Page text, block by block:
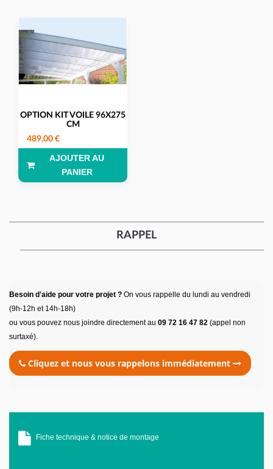
OPTION KIT VOILE 96X275
CM
489,00 €
AJOUTER AU
PANIER
RAPPEL
Besoin d'aide pour votre projet ? On vous rappelle du lundi au vendredi
(9h-12h et 14h-18h)
ou vous pouvez nous joindre directement au 09 72 16 47 82 (appel non
surtaxé).
Cliquez et nous vous rappelons immédiatement
Fiche technique & notice de montage